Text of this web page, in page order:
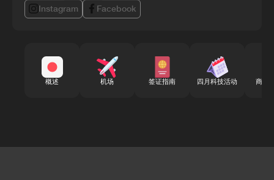
Instagram
Facebook
概述 机场 签证指南 四月科技活动 商务